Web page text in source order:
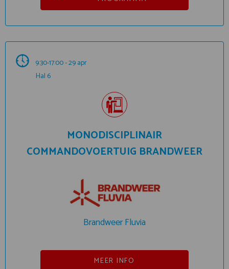
9:30-17:00 - 29 apr
Hal 6
MONODISCIPLINAIR
COMMANDOVOERTUIG BRANDWEER
Brandweer Fluvia
MEER INFO